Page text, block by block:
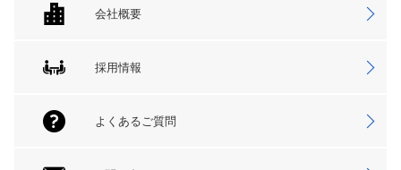
会社概要
採用情報
よくあるご質問